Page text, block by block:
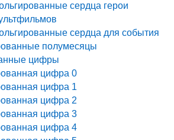
сердца герои
сердца для события
полумесяцы
цифры
цифра 0
цифра 1
цифра 2
цифра 3
цифра 4